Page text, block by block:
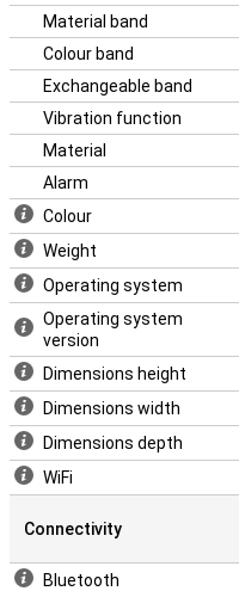
Material band
Colour band
Exchangeable band
Vibration function
Material
Alarm
Colour
Weight
Operating system
Operating system
version
Dimensions height
Dimensions width
Dimensions depth
WiFi
Connectivity
Bluetooth